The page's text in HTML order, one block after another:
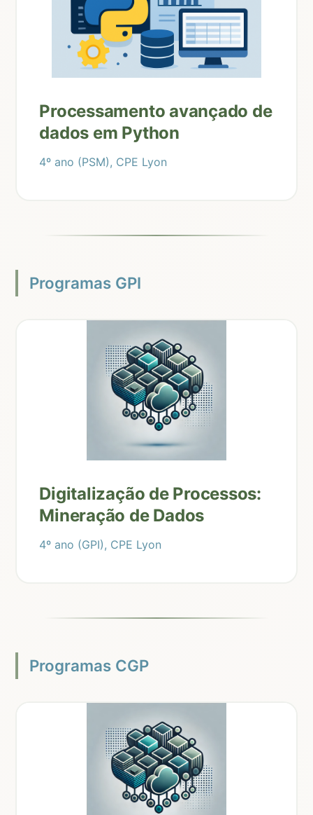
Processamento avançado de
dados em Python
4º ano (PSM), CPE Lyon
Programas GPI
Digitalização de Processos:
Mineração de Dados
4º ano (GPI), CPE Lyon
Programas CGP